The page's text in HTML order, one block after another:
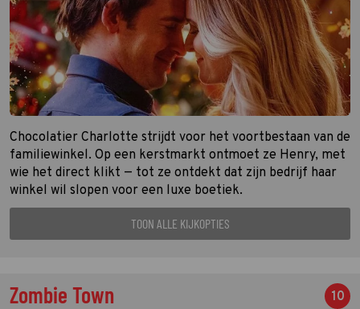
Chocolatier Charlotte strijdt voor het voortbestaan van de
familiewinkel. Op een kerstmarkt ontmoet ze Henry, met
wie het direct klikt — tot ze ontdekt dat zijn bedrijf haar
winkel wil slopen voor een luxe boetiek.
TOON ALLE KIJKOPTIES
Zombie Town 10